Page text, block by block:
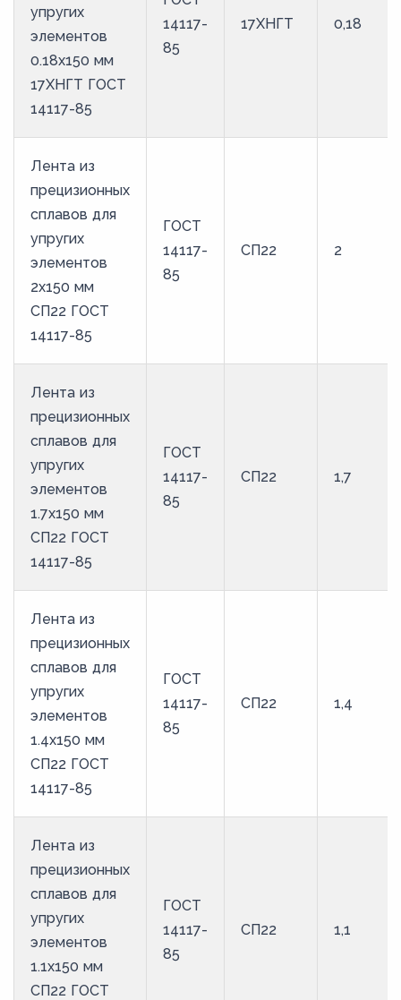
44
45
46
47
50
51
53
54
55
56
57
59
60
64
65
66
67
68
69
75
85
90
95
упругих
элементов
0.18x150 мм
17ХНГТ ГОСТ
14117-85
14117-
85
17ХНГТ 0,18
Лента из
прецизионных
сплавов для
упругих
элементов
2x150 мм
СП22 ГОСТ
14117-85
ГОСТ
14117-
85
СП22 2
Лента из
прецизионных
сплавов для
упругих
элементов
1.7x150 мм
СП22 ГОСТ
14117-85
ГОСТ
14117-
85
СП22 1,7
Лента из
прецизионных
сплавов для
упругих
элементов
1.4x150 мм
СП22 ГОСТ
14117-85
ГОСТ
14117-
85
СП22 1,4
Лента из
прецизионных
сплавов для
упругих
элементов
1.1x150 мм
СП22 ГОСТ
ГОСТ
14117-
85
СП22 1,1